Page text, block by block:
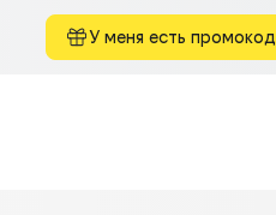
У меня есть промокод